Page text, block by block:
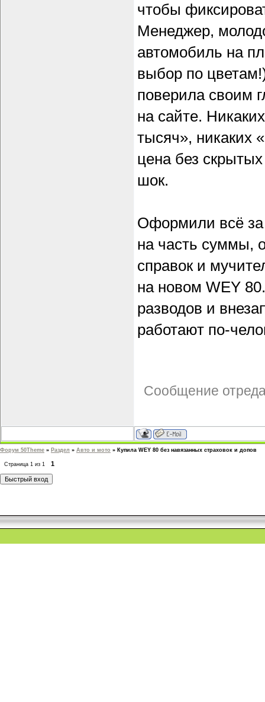
чтобы
Менеджер,
автомобиль на
выбор по
поверила своим
на сайте.
тысяч», никаких
цена без
шок.
Оформили всё за
на часть суммы,
справок и
на новом WEY
разводов и
работают по-
Сообщение
Форум 50Theme » Раздел » Авто и мото » Купила WEY 80 без навязанных страховок и допов
Страница 1 из 1 1